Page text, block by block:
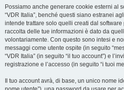
Possiamo anche generare cookie esterni al
“VDR Italia”, benché questi siano estranei
intende trattare solo quelli creati dal
raccolta delle tue informazioni è dato da
volontariamente. Con questo sono intesi e
messaggi come utente ospite (in seguito
“VDR Italia” (in seguito “il tuo account”) e
registrazione e l’accesso (in seguito “i tuoi
Il tuo account avrà, di base, un unico nome